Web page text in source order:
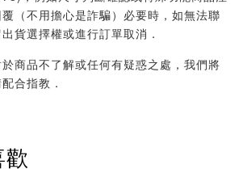
（不用擔心是詐騙）必要時，如無法聯
貨選擇權或進行訂單取消．
商品不了解或任何有疑惑之處，我們將
合指教．